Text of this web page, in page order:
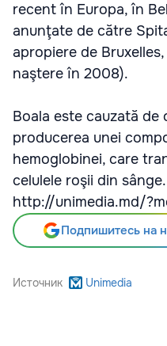
recent în Europa, în
anunţate de către
apropiere de
naştere în 2008).
Boala este cauzată
producerea unei
hemoglobinei, care
celulele roşii din sânge.
http://unimedia.md/
Подпишитесь на
Источник Unimedia